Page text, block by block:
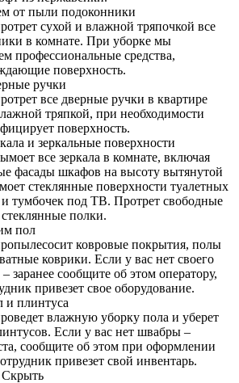
от пыли подоконники
сухой и влажной тряпочкой все
в комнате. При уборке мы
профессиональные средства,
поверхность.
ручки
все дверные ручки в квартире
тряпкой, при необходимости
поверхность.
и зеркальные поверхности
все зеркала в комнате, включая
фасады шкафов на высоту вытянутой
стеклянные поверхности туалетных
и тумбочек под ТВ. Протрет свободные
полки.
пол
ковровые покрытия, полы
коврики. Если у вас нет своего
заранее сообщите об этом оператору,
привезет свое оборудование.
плинтуса
влажную уборку пола и уберет
Если у вас нет швабры –
сообщите об этом при оформлении
привезет свой инвентарь.
Скрыть